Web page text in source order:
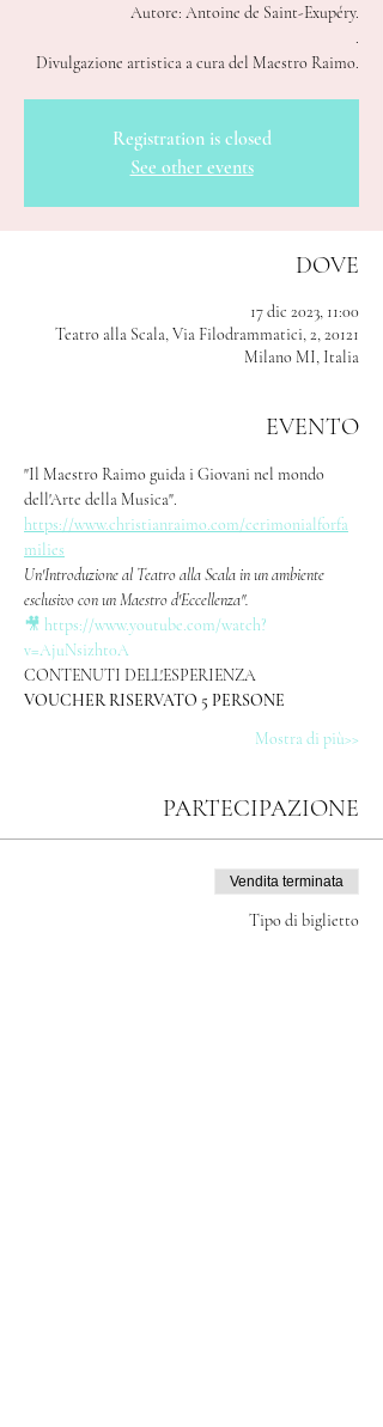
Autore: Antoine de Saint-Exupéry.
.
Divulgazione artistica a cura del Maestro Raimo.
Registration is closed
See other events
DOVE
17 dic 2023, 11:00
Teatro alla Scala, Via Filodrammatici, 2, 20121
Milano MI, Italia
EVENTO
"Il Maestro Raimo guida i Giovani nel mondo
dell'Arte della Musica".
https://www.christianraimo.com/cerimonialforfa
milies
Un'Introduzione al Teatro alla Scala in un ambiente
esclusivo con un Maestro d'Eccellenza".
🎥 https://www.youtube.com/watch?
v=AjuNsizht0A
CONTENUTI DELL'ESPERIENZA
VOUCHER RISERVATO 5 PERSONE
Mostra di più>>
PARTECIPAZIONE
Vendita terminata
Tipo di biglietto